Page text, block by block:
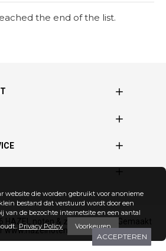
the end of the list.
HAZEL noten & zuidvruchten | Gemaakt
www.hazelnoten.net
ACCEPTEREN
website die worden gebruikt voor anonieme
bestand dat verstuurd wordt door een
van de bezochte internetsite en een aantal
Privacy Policy Voorkeuren